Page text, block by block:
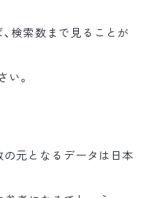
検索数まで見ることが
い。
の元となるデータは日本